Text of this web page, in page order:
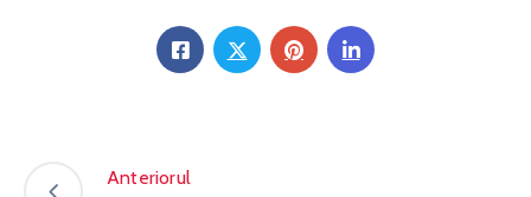
Anteriorul